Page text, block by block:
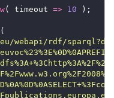
( timeout => 10